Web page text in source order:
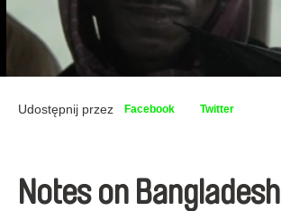
Udostępnij przez Facebook Twitter
Notes on Bangladesh